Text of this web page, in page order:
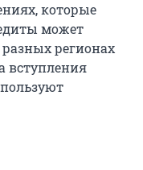
которые
может
регионах
вступления